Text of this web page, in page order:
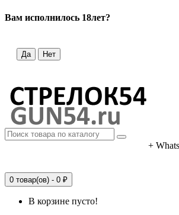
Вам исполнилось 18лет?
Да Нет
+
0 товар(ов) - 0 ₽
В корзине пусто!